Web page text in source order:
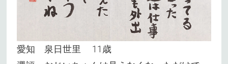
愛知 泉日世里 11歳